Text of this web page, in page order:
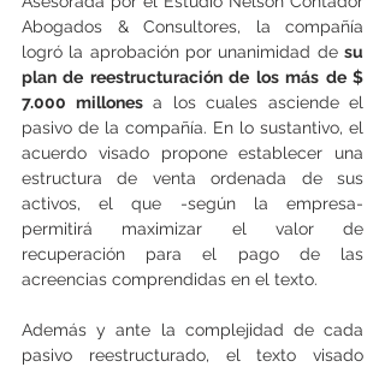
Abogados & Consultores, la compañía
logró la aprobación por unanimidad de su
plan de reestructuración de los más de $
7.000 millones a los cuales asciende el
pasivo de la compañía. En lo sustantivo, el
acuerdo visado propone establecer una
estructura de venta ordenada de sus
activos, el que -según la empresa-
permitirá maximizar el valor de
recuperación para el pago de las
acreencias comprendidas en el texto.
Además y ante la complejidad de cada
pasivo reestructurado, el texto visado